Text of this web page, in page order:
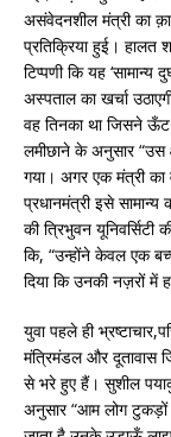
असंवेदनशील मंत्री का
प्रतिक्रिया हुई। हालत
टिप्पणी कि यह
अस्पताल का खर्चा
वह तिनका था जिसने ऊँट
लमीछाने के अनुसार “उस
गया। अगर एक मंत्री
प्रधानमंत्री इसे
की त्रिभुवन यूनिवर्सिटी
कि, “उन्होंने केवल एक
दिया कि उनकी नज़रों में
युवा पहले ही
मंत्रिमंडल और दूतावास
से भरे हुए हैं। सुशील
अनुसार “आम लोग टुकड़ों